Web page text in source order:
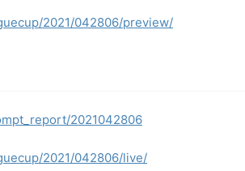
2021/042806/preview/
2021042806
2021/042806/live/